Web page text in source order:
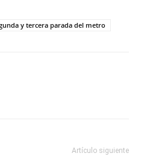
y tercera parada del metro
Artículo siguiente